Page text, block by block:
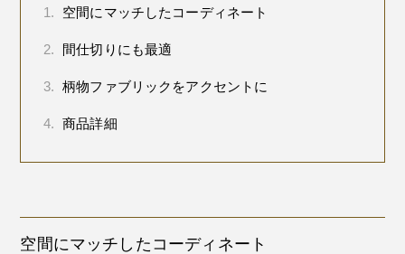
1. 空間にマッチしたコーディネート
2. 間仕切りにも最適
3. 柄物ファブリックをアクセントに
4. 商品詳細
空間にマッチしたコーディネート